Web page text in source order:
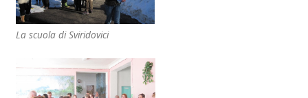
La scuola di Sviridovici